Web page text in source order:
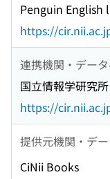
Penguin English
https://
連携機関・デー
国立情報学研究
https://
提供元機関・デ
CiNii Books